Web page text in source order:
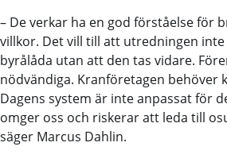
– De verkar ha en god förståelse för
villkor. Det vill till att utredningen
byrålåda utan att den tas vidare.
nödvändiga. Kranföretagen behöver
Dagens system är inte anpassat för
omger oss och riskerar att leda till
säger Marcus Dahlin.